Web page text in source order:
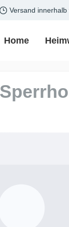
springen
Versand innerhalb
Home